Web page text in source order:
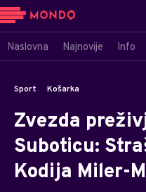
Naslovna Najnovije Info
Sport Košarka
Zvezda
Suboticu:
Kodija Miler-